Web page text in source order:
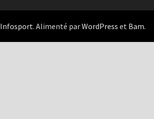
Infosport. Alimenté parWordPress et Bam.